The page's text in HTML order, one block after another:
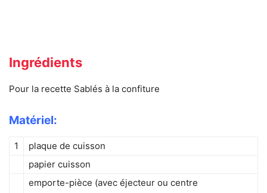
Ingrédients
Pour la recette Sablés à la confiture
Matériel:
1
plaque de cuisson
papier cuisson
emporte-pièce (avec éjecteur ou centre